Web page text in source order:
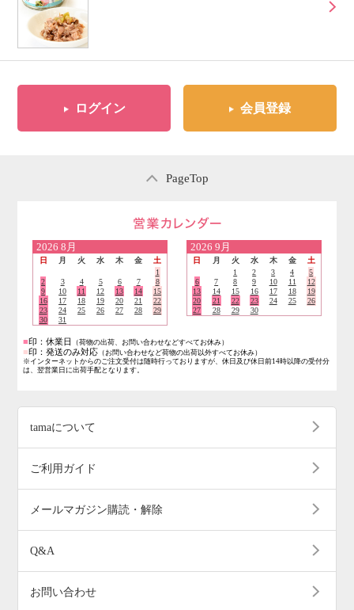
ログイン 会員登録
PageTop
2026 8月
日 月 火 水 木 金
土
1
2
3 4 5 6 7
8
9
10 11 12 13 14
15
16
17 18 19 20 21
22
23
24 25 26 27 28
29
30
31
2026 9月
日 月 火 水 木 金
土
1
2 3 4
5
6
7 8 9 10 11
12
13
14 15 16 17 18
19
20
21 22 23 24 25
26
27
28 29 30
■印：休業日 （荷物の出荷、お問い合わせなどすべてお休み）
■印：発送のみ対応 （お問い合わせなど荷物の出荷以外すべてお休み）
※インターネットからのご注文受付は随時行っておりますが、休日及び休日前14時以降の受付分
は、翌営業日に出荷手配となります。
tamaについて
ご利用ガイド
メールマガジン購読・解除
Q&A
お問い合わせ